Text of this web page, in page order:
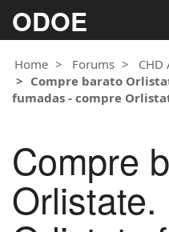
ODOE
Home
Forums
CHD
Compre barato
fumadas - compre
Compre